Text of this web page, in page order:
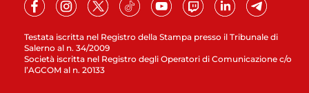
Testata iscritta nel Registro della Stampa presso il Tribunale di
Salerno al n. 34/2009
Società iscritta nel Registro degli Operatori di Comunicazione c/o
l’AGCOM al n. 20133